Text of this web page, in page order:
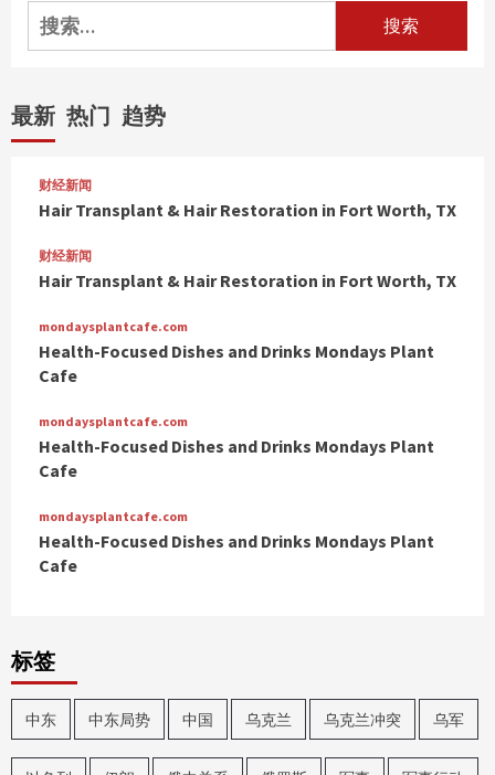
搜
索：
最新 热门 趋势
财经新闻
Hair Transplant & Hair Restoration in Fort Worth, TX
财经新闻
Hair Transplant & Hair Restoration in Fort Worth, TX
mondaysplantcafe.com
Health-Focused Dishes and Drinks Mondays Plant
Cafe
mondaysplantcafe.com
Health-Focused Dishes and Drinks Mondays Plant
Cafe
mondaysplantcafe.com
Health-Focused Dishes and Drinks Mondays Plant
Cafe
标签
中东 中东局势 中国 乌克兰 乌克兰冲突 乌军